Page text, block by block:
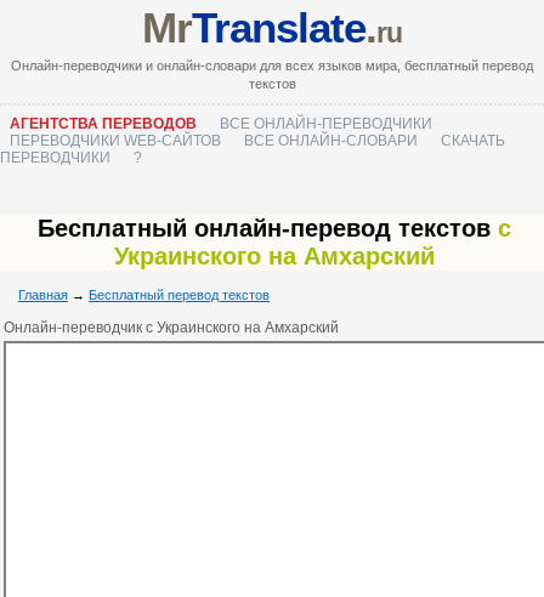
MrTranslate.ru
Онлайн-переводчики и онлайн-словари для всех языков мира, бесплатный перевод
текстов
АГЕНТСТВА ПЕРЕВОДОВ
ВСЕ ОНЛАЙН-ПЕРЕВОДЧИКИ
ПЕРЕВОДЧИКИ WEB-САЙТОВ
ВСЕ ОНЛАЙН-СЛОВАРИ
СКАЧАТЬ
ПЕРЕВОДЧИКИ
?
Бесплатный онлайн-перевод текстов с
Украинского на Амхарский
Главная → Бесплатный перевод текстов
Онлайн-переводчик с Украинского на Амхарский